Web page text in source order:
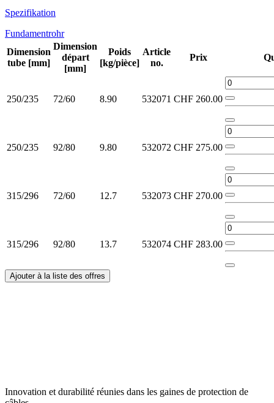
Spezifikation
Fundamentrohr
Dimension
tube [mm]
Dimension
départ
[mm]
Poids
[kg/pièce]
Article
no.
Prix
250/235 72/60 8.90 532071 CHF 260.00
250/235 92/80 9.80 532072 CHF 275.00
315/296 72/60 12.7 532073 CHF 270.00
315/296 92/80 13.7 532074 CHF 283.00
Ajouter à la liste des offres
Innovation et durabilité réunies dans les gaines de protection de